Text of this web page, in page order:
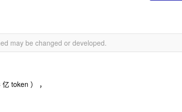
may be changed or developed.
token ） ，